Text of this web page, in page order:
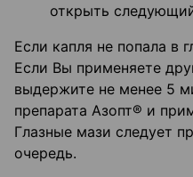
открыть
Если капля не попала в
Если Вы применяете
выдержите не менее 5
препарата Азопт® и
Глазные мази следует
очередь.